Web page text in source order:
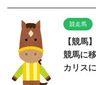
競走馬
【競馬
競馬に
カリス